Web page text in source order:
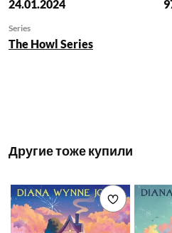
24.01.2024
Series
The Howl Series
Другие тоже купили